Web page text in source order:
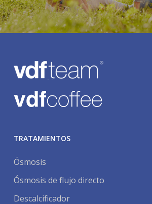
TRATAMIENTOS
Ósmosis
Ósmosis de flujo directo
Descalcificador